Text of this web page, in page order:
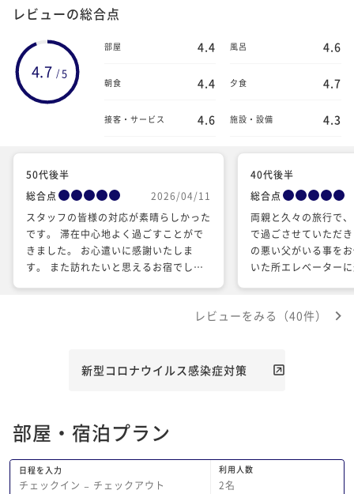
レビューの総合点
4.7 / 5
部屋 4.4 風呂 4.6
朝食 4.4 夕食 4.7
接客・サービス 4.6 施設・設備 4.3
50代後半
総合点
2026/04/11
スタッフの皆様の対応が素晴らしかった
です。 滞在中心地よく過ごすことがで
きました。 お心遣いに感謝いたしま
す。 また訪れたいと思えるお宿でし
40代後半
総合点
両親と久々の旅行で
で過ごさせていただ
の悪い父がいる事を
いた所エレベーター
風呂場から部屋に行
良く、家族でいい思
レビューをみる（40件）
新型コロナウイルス感染症対策
部屋・宿泊プラン
日程を入力
チェックイン − チェックアウト
利用人数
2名